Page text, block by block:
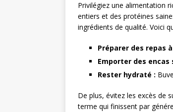
Privilégiez une alimentation
entiers et des protéines
ingrédients de qualité. Voici
Préparer des repas à
Emporter des encas
Rester hydraté :
De plus, évitez les excès de
terme qui finissent par